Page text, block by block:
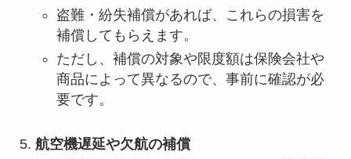
盗難・紛失補償があれば、これらの損害を
補償してもらえます。
ただし、補償の対象や限度額は保険会社や
商品によって異なるので、事前に確認が必
要です。
航空機遅延や欠航の補償